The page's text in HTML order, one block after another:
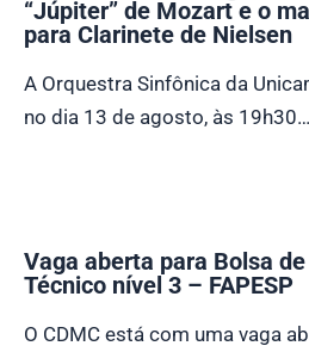
“Júpiter” de Mozart e o
para Clarinete de Nielsen
A Orquestra Sinfônica da
no dia 13 de agosto, às 19h30…
Vaga aberta para Bolsa
Técnico nível 3 – FAPESP
O CDMC está com uma vaga